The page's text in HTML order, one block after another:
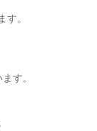
す。
す。